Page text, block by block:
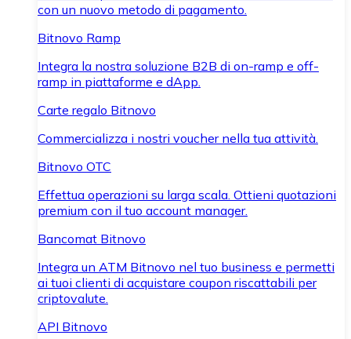
con un nuovo metodo di pagamento.
Bitnovo Ramp
Integra la nostra soluzione B2B di on-ramp e off-
ramp in piattaforme e dApp.
Carte regalo Bitnovo
Commercializza i nostri voucher nella tua attività.
Bitnovo OTC
Effettua operazioni su larga scala. Ottieni quotazioni
premium con il tuo account manager.
Bancomat Bitnovo
Integra un ATM Bitnovo nel tuo business e permetti
ai tuoi clienti di acquistare coupon riscattabili per
criptovalute.
API Bitnovo